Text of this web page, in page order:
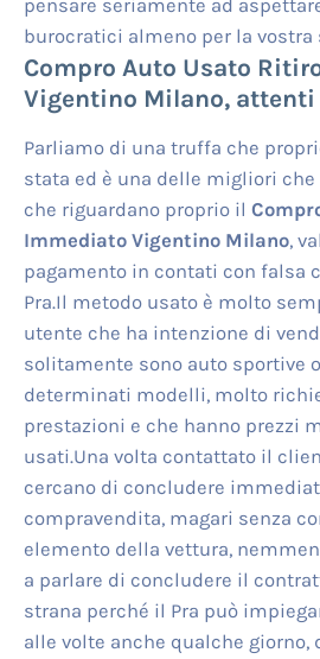
pensare seriamente ad
burocratici almeno per la vostra
Compro Auto Usato
Vigentino Milano,
Parliamo di una truffa che
stata ed è una delle migliori
che riguardano proprio il
Immediato Vigentino Milano,
pagamento in contati con falsa
Pra.Il metodo usato è molto
utente che ha intenzione di
solitamente sono auto sportive
determinati modelli, molto
prestazioni e che hanno prezzi
usati.Una volta contattato il
cercano di concludere
compravendita, magari senza
elemento della vettura,
a parlare di concludere il
strana perché il Pra può
alle volte anche qualche giorno,